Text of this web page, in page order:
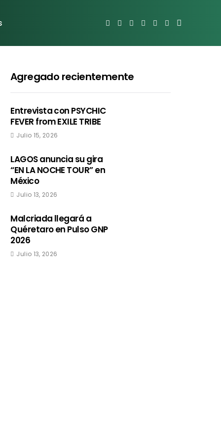
Agregado recientemente
Entrevista con PSYCHIC
FEVER from EXILE TRIBE
Julio 15, 2026
LAGOS anuncia su gira
“EN LA NOCHE TOUR” en
México
Julio 13, 2026
Malcriada llegará a
Quéretaro en Pulso GNP
2026
Julio 13, 2026